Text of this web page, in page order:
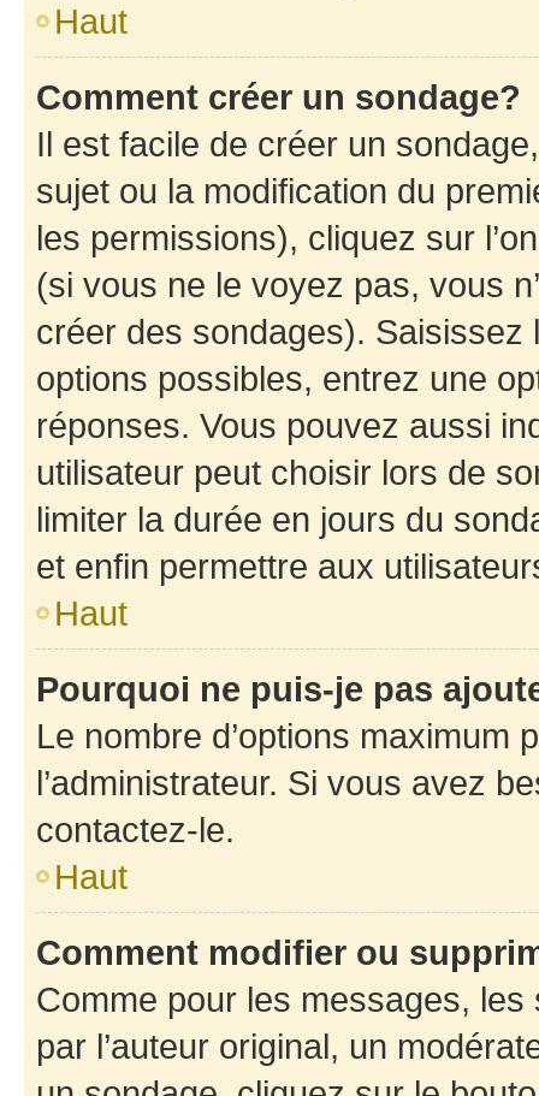
Haut
Comment créer un sondage?
Il est facile de créer un
sujet ou la modification du
les permissions), cliquez sur
(si vous ne le voyez pas, vous
créer des sondages).
options possibles, entrez une
réponses. Vous pouvez aussi
utilisateur peut choisir lors de
limiter la durée en jours du
et enfin permettre aux
Haut
Pourquoi ne puis-je pas
Le nombre d’options maximum
l’administrateur. Si vous avez
contactez-le.
Haut
Comment modifier ou
Comme pour les messages,
par l’auteur original, un